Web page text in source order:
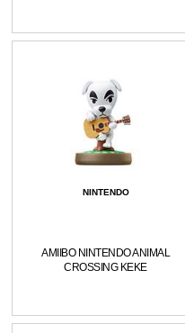
NINTENDO
AMIIBO NINTENDO ANIMAL
CROSSING KEKE